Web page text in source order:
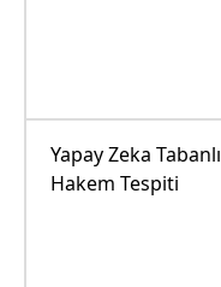
Yapay Zeka Tabanlı
Hakem Tespiti